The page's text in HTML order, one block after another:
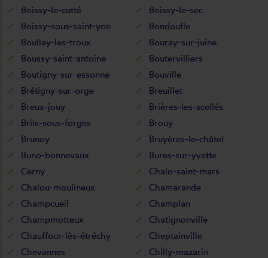
Boissy-le-cutté
Boissy-le-sec
Boissy-sous-saint-yon
Bondoufle
Boullay-les-troux
Bouray-sur-juine
Boussy-saint-antoine
Boutervilliers
Boutigny-sur-essonne
Bouville
Brétigny-sur-orge
Breuillet
Breux-jouy
Brières-les-scellés
Briis-sous-forges
Brouy
Brunoy
Bruyères-le-châtel
Buno-bonnevaux
Bures-sur-yvette
Cerny
Chalo-saint-mars
Chalou-moulineux
Chamarande
Champcueil
Champlan
Champmotteux
Chatignonville
Chauffour-lès-étréchy
Cheptainville
Chevannes
Chilly-mazarin